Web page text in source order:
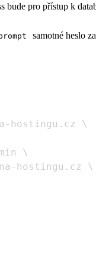
bude pro přístup k
samotné heslo
hostingu.cz \
\
hostingu.cz \